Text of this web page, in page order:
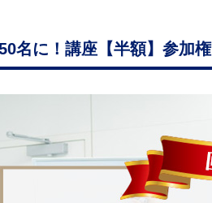
名に！講座【半額】参加権